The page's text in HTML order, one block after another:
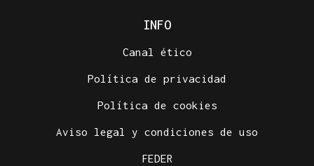
INFO
Canal ético
Política de privacidad
Política de cookies
Aviso legal y condiciones de uso
FEDER